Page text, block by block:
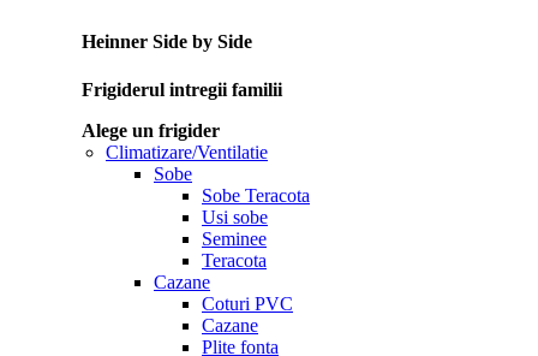
Heinner Side by Side
Frigiderul intregii familii
Alege un frigider
Climatizare/Ventilatie
Sobe
Sobe Teracota
Usi sobe
Seminee
Teracota
Cazane
Coturi PVC
Cazane
Plite fonta